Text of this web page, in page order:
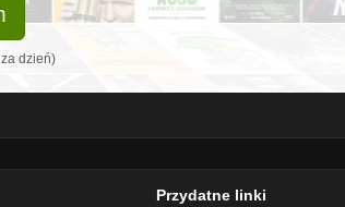
dzień)
Przydatne linki